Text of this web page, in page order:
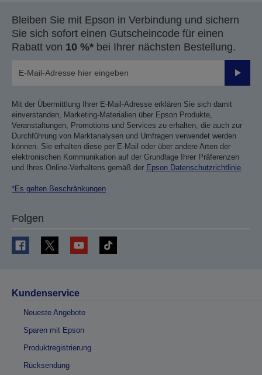
Bleiben Sie mit Epson in Verbindung und sichern
Sie sich sofort einen Gutscheincode für einen
Rabatt von 10 %* bei Ihrer nächsten Bestellung.
Mit der Übermittlung Ihrer E-Mail-Adresse erklären Sie sich damit
einverstanden, Marketing-Materialien über Epson Produkte,
Veranstaltungen, Promotions und Services zu erhalten, die auch zur
Durchführung von Marktanalysen und Umfragen verwendet werden
können. Sie erhalten diese per E-Mail oder über andere Arten der
elektronischen Kommunikation auf der Grundlage Ihrer Präferenzen
und Ihres Online-Verhaltens gemäß der Epson Datenschutzrichtlinie.
*Es gelten Beschränkungen
Folgen
Kundenservice
Neueste Angebote
Sparen mit Epson
Produktregistrierung
Rücksendung